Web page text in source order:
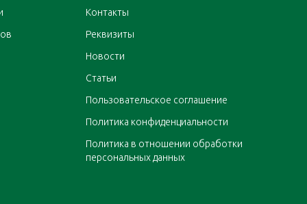
Контакты
Реквизиты
Новости
Статьи
Пользовательское соглашение
Политика конфиденциальности
Политика в отношении обработки
персональных данных